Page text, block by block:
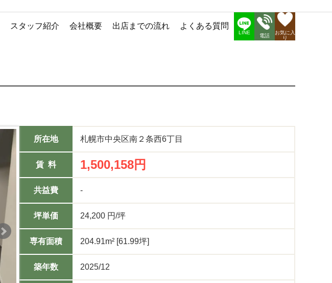
スタッフ紹介 会社概要 出店までの流れ よくある質問
LINE 電話
お気に入
り
所在地 札幌市中央区南２条西6丁目
賃 料 1,500,158円
共益費 -
坪単価 24,200 円/坪
専有面積 204.91m² [61.99坪]
築年数 2025/12